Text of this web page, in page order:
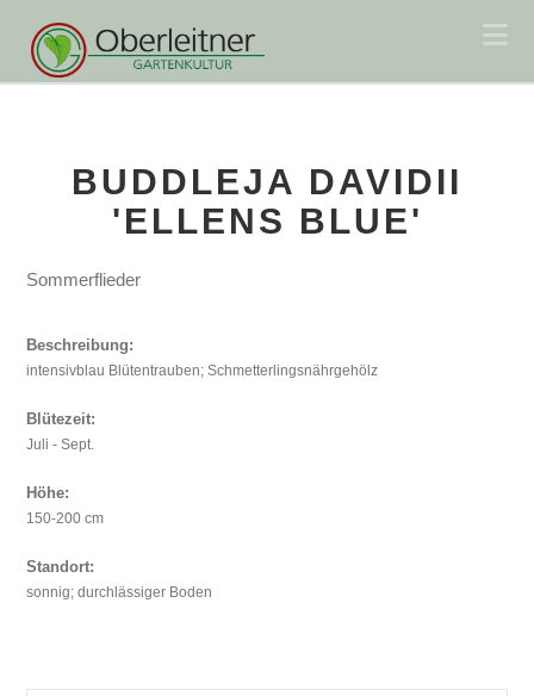
BUDDLEJA DAVIDII
'ELLENS BLUE'
Sommerflieder
Beschreibung:
intensivblau Blütentrauben; Schmetterlingsnährgehölz
Blütezeit:
Juli - Sept.
Höhe:
150-200 cm
Standort:
sonnig; durchlässiger Boden